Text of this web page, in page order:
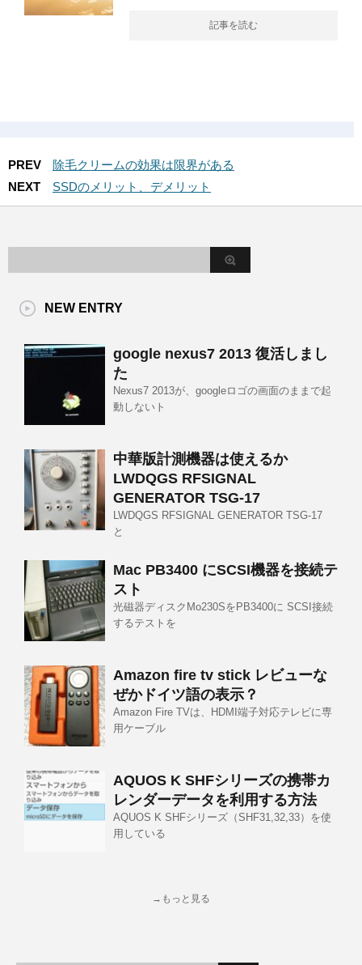
記事を読む
PREV
除毛クリームの効果は限界がある
NEXT
SSDのメリット、デメリット
NEW ENTRY
google nexus7 2013 復活しまし
た
Nexus7 2013が、googleロゴの画面のままで起
動しないト
中華版計測機器は使えるか
LWDQGS RFSIGNAL
GENERATOR TSG-17
LWDQGS RFSIGNAL GENERATOR TSG-17
と
Mac PB3400 にSCSI機器を接続テ
スト
光磁器ディスクMo230SをPB3400に SCSI接続
するテストを
Amazon fire tv stick レビューな
ぜかドイツ語の表示？
Amazon Fire TVは、HDMI端子対応テレビに専
用ケーブル
AQUOS K SHFシリーズの携帯カ
レンダーデータを利用する方法
AQUOS K SHFシリーズ（SHF31,32,33）を使
用している
→もっと見る